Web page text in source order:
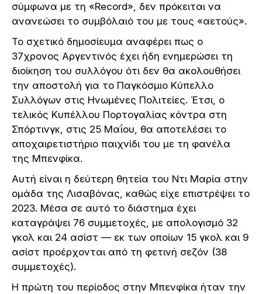
σύμφωνα με τη «Record», δεν πρόκειται να
ανανεώσει το συμβόλαιό του με τους «αετούς».
Το σχετικό δημοσίευμα αναφέρει πως ο
37χρονος Αργεντινός έχει ήδη ενημερώσει τη
διοίκηση του συλλόγου ότι δεν θα ακολουθήσει
την αποστολή για το Παγκόσμιο Κύπελλο
Συλλόγων στις Ηνωμένες Πολιτείες. Έτσι, ο
τελικός Κυπέλλου Πορτογαλίας κόντρα στη
Σπόρτινγκ, στις 25 Μαΐου, θα αποτελέσει το
αποχαιρετιστήριο παιχνίδι του με τη φανέλα
της Μπενφίκα.
Αυτή είναι η δεύτερη θητεία του Ντι Μαρία στην
ομάδα της Λισαβόνας, καθώς είχε επιστρέψει το
2023. Μέσα σε αυτό το διάστημα έχει
καταγράψει 76 συμμετοχές, με απολογισμό 32
γκολ και 24 ασίστ — εκ των οποίων 15 γκολ και 9
ασίστ προέρχονται από τη φετινή σεζόν (38
συμμετοχές).
Η πρώτη του περίοδος στην Μπενφίκα ήταν την